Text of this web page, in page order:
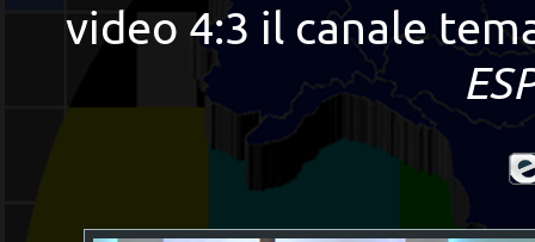
video 4:3 il canale